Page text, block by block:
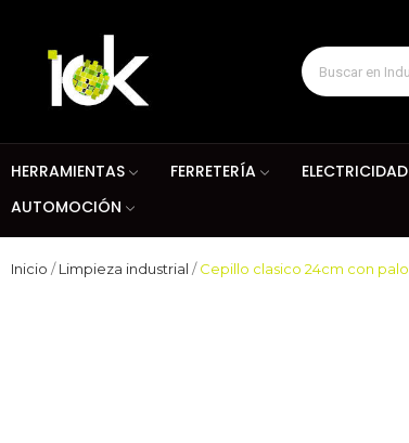
HERRAMIENTAS FERRETERÍA ELECTRICIDAD
AUTOMOCIÓN
Inicio Limpieza industrial Cepillo clasico 24cm con palo